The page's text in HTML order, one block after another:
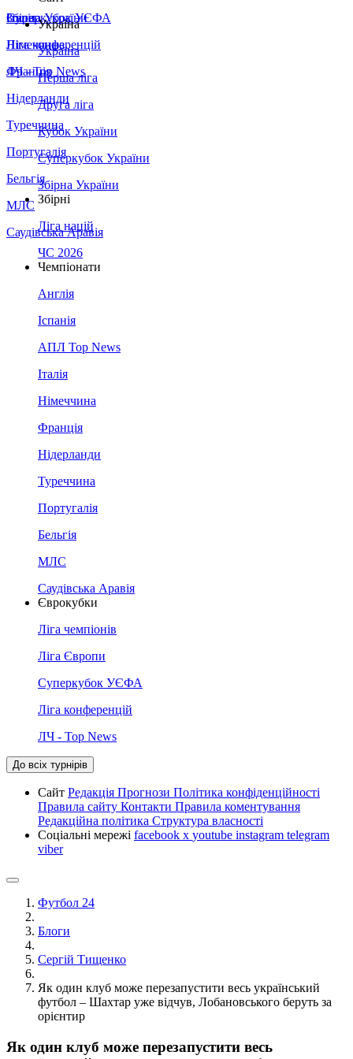
Збірна України
Італія
Німеччина
Франція
Нідерланди
Туреччина
Португалія
Бельгія
МЛС
Саудівська Аравія
Суперкубок УЄФА
Ліга конференцій
ЛЧ - Top News
Україна
Україна
Перша ліга
Друга ліга
Кубок України
Суперкубок України
Збірна України
Збірні
Ліга націй
ЧС 2026
Чемпіонати
Англія
Іспанія
АПЛ Top News
Італія
Німеччина
Франція
Нідерланди
Туреччина
Португалія
Бельгія
МЛС
Саудівська Аравія
Єврокубки
Ліга чемпіонів
Ліга Європи
Суперкубок УЄФА
Ліга конференцій
ЛЧ - Top News
До всіх турнірів
Сайт Редакція Прогнози Політика конфіденційності
Правила сайту Контакти Правила коментування
Редакційна політика Структура власності
Соціальні мережі facebook x youtube instagram telegram
viber
Футбол 24
Блоги
Сергій Тищенко
Як один клуб може перезапустити весь український
футбол – Шахтар уже відчув, Лобановського беруть за
орієнтир
Як один клуб може перезапустити весь